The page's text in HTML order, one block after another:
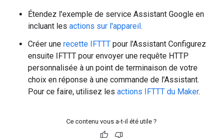
Étendez l'exemple de service Assistant Google en
incluant les actions sur l'appareil.
Créer une recette IFTTT pour l'Assistant Configurez
ensuite IFTTT pour envoyer une requête HTTP
personnalisée à un point de terminaison de votre
choix en réponse à une commande de l'Assistant.
Pour ce faire, utilisez les actions IFTTT du Maker.
Ce contenu vous a-t-il été utile ?